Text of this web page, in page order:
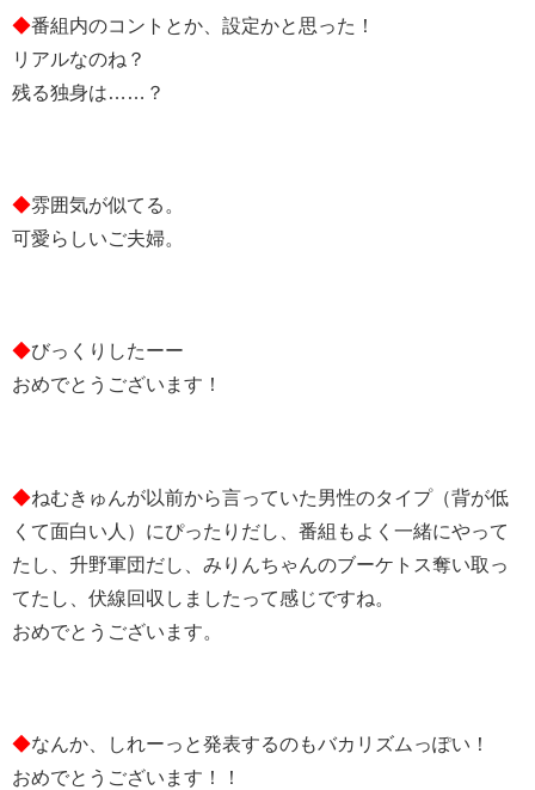
◆番組内のコントとか、設定かと思った！
リアルなのね？
残る独身は……？
◆雰囲気が似てる。
可愛らしいご夫婦。
◆びっくりしたーー
おめでとうございます！
◆ねむきゅんが以前から言っていた男性のタイプ（背が低
くて面白い人）にぴったりだし、番組もよく一緒にやって
たし、升野軍団だし、みりんちゃんのブーケトス奪い取っ
てたし、伏線回収しましたって感じですね。
おめでとうございます。
◆なんか、しれーっと発表するのもバカリズムっぽい！
おめでとうございます！！